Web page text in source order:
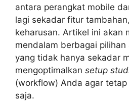
antara perangkat mobile
lagi sekadar fitur
keharusan. Artikel ini akan
mendalam berbagai
yang tidak hanya sekadar
mengoptimalkan setup
(workflow) Anda agar
saja.